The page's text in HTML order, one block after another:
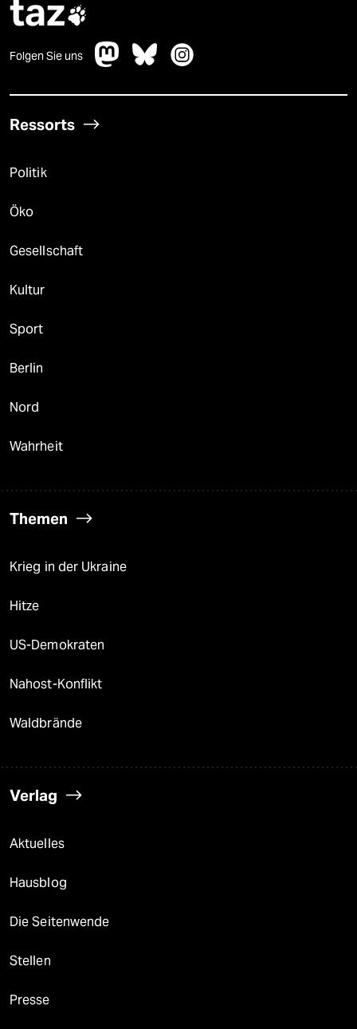
taz
Folgen Sie uns
Ressorts
Politik
Öko
Gesellschaft
Kultur
Sport
Berlin
Nord
Wahrheit
Themen
Krieg in der Ukraine
Hitze
US-Demokraten
Nahost-Konflikt
Waldbrände
Verlag
Aktuelles
Hausblog
Die Seitenwende
Stellen
Presse